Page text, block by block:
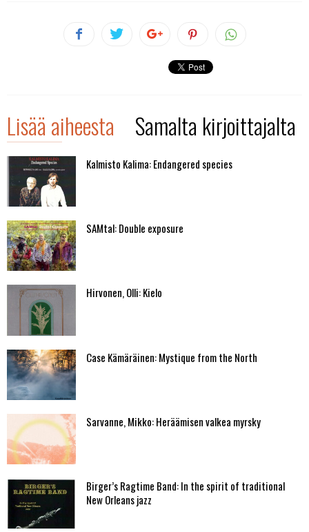
Lisää aiheesta Samalta kirjoittajalta
Kalmisto Kalima: Endangered species
SAMtal: Double exposure
Hirvonen, Olli: Kielo
Case Kämäräinen: Mystique from the North
Sarvanne, Mikko: Heräämisen valkea myrsky
Birger’s Ragtime Band: In the spirit of traditional
New Orleans jazz